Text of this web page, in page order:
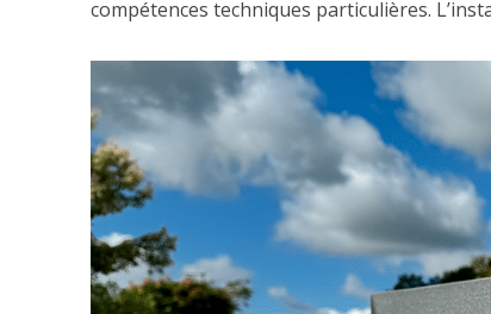
compétences techniques particulières.